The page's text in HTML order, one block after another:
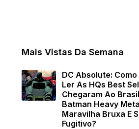
Mais Vistas Da Semana
DC Absolute:
Ler As HQs Best
Chegaram Ao
Batman Heavy
Maravilha Bruxa E
Fugitivo?